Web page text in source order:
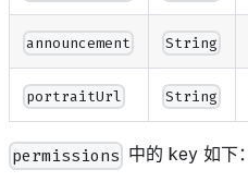
announcement String
portraitUrl String
permissions 中的 key 如下：